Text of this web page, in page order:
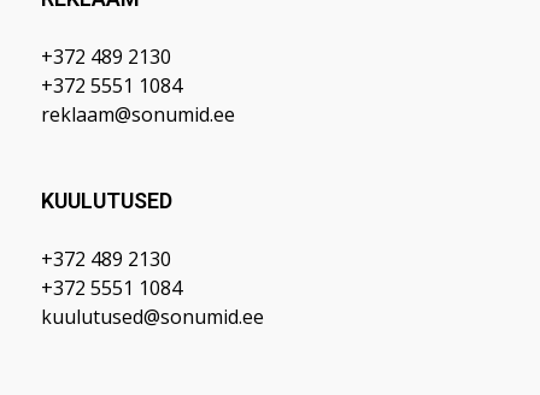
+372 489 2130
+372 5551 1084
reklaam@sonumid.ee
KUULUTUSED
+372 489 2130
+372 5551 1084
kuulutused@sonumid.ee